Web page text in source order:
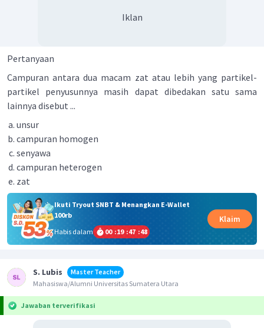
Iklan
Pertanyaan
Campuran antara dua macam zat atau lebih yang partikel-
partikel penyusunnya masih dapat dibedakan satu sama
lainnya disebut ...
unsur
campuran homogen
senyawa
campuran heterogen
zat
Ikuti Tryout SNBT & Menangkan E-Wallet
100rb
Habis dalam
00 :19 :47 :48
Klaim
S. Lubis
Master Teacher
Mahasiswa/Alumni Universitas Sumatera Utara
Jawaban terverifikasi